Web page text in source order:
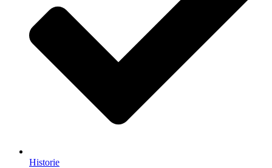
Historie